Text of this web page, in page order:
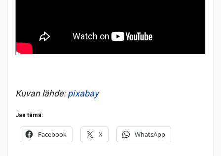
Kuvan lähde:pixabay
Jaa tämä:
Facebook X WhatsApp